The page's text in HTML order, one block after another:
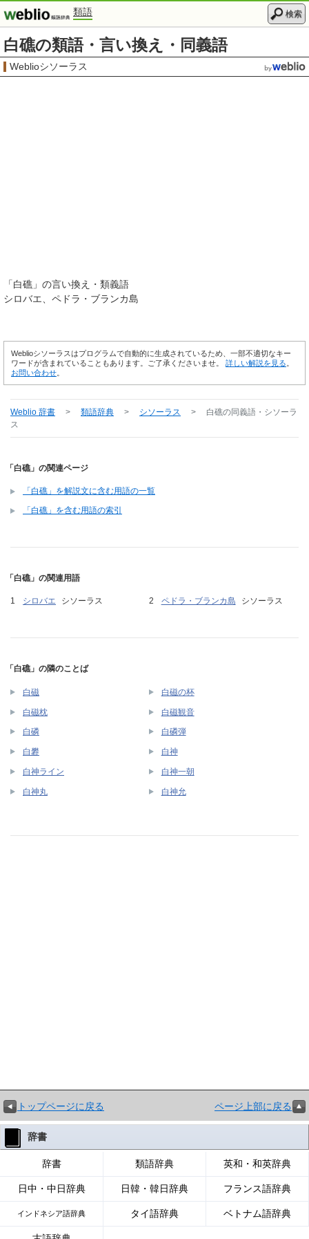
類語 検索
白礁の類語・言い換え・同義語
Weblioシソーラス
「白礁 」の言い換え・類義語
シロバエ
ペドラ・ブランカ島
Weblioシソーラスはプログラムで自動的に生成されているため、一部不適切なキー
ワードが含まれていることもあります。ご了承くださいませ。 詳しい解説を見る
お問い合わせ
Weblio 辞書 > 類語辞典 > シソーラス > 白礁の同義語・シソーラ
ス
「白礁」の関連ページ
「白礁」を解説文に含む用語の一覧
「白礁」を含む用語の索引
「白礁」の関連用語
シロバエ シソーラス ペドラ・ブランカ島 シソーラス
「白礁」の隣のことば
白磁 白磁の杯
白磁枕 白磁観音
白磷 白磷弾
白礬 白神
白神ライン 白神一朝
白神丸 白神允
トップページに戻る ページ上部に戻る
辞書
辞書 類語辞典 英和・和英辞典
日中・中日辞典 日韓・韓日辞典 フランス語辞典
インドネシア語辞典 タイ語辞典 ベトナム語辞典